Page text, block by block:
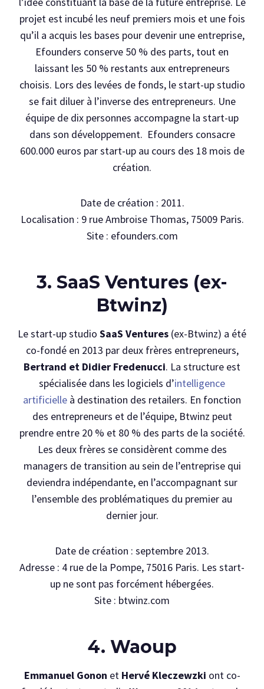
projet est incubé les neuf premiers mois et une fois
qu’il a acquis les bases pour devenir une entreprise,
Efounders conserve 50 % des parts, tout en
laissant les 50 % restants aux entrepreneurs
choisis. Lors des levées de fonds, le start-up studio
se fait diluer à l’inverse des entrepreneurs. Une
équipe de dix personnes accompagne la start-up
dans son développement. Efounders consacre
600.000 euros par start-up au cours des 18 mois de
création.
Date de création : 2011.
Localisation : 9 rue Ambroise Thomas, 75009 Paris.
Site : efounders.com
3. SaaS Ventures (ex-
Btwinz)
Le start-up studio SaaS Ventures (ex-Btwinz) a été
co-fondé en 2013 par deux frères entrepreneurs,
Bertrand et Didier Fredenucci. La structure est
spécialisée dans les logiciels d’intelligence
artificielle à destination des retailers. En fonction
des entrepreneurs et de l’équipe, Btwinz peut
prendre entre 20 % et 80 % des parts de la société.
Les deux frères se considèrent comme des
managers de transition au sein de l’entreprise qui
deviendra indépendante, en l’accompagnant sur
l’ensemble des problématiques du premier au
dernier jour.
Date de création : septembre 2013.
Adresse : 4 rue de la Pompe, 75016 Paris. Les start-
up ne sont pas forcément hébergées.
Site : btwinz.com
4. Waoup
Emmanuel Gonon et Hervé Kleczewzki ont co-